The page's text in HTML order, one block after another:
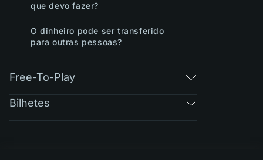
que devo fazer?
O dinheiro pode ser transferido
para outras pessoas?
Free-To-Play
Bilhetes